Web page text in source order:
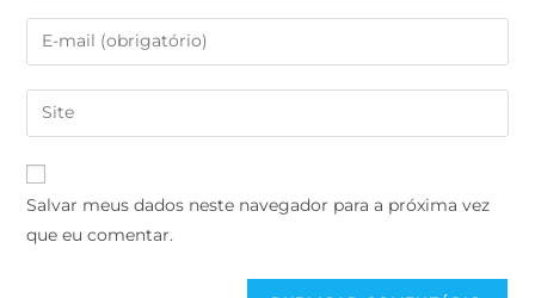
Salvar meus dados neste navegador para a próxima vez
que eu comentar.